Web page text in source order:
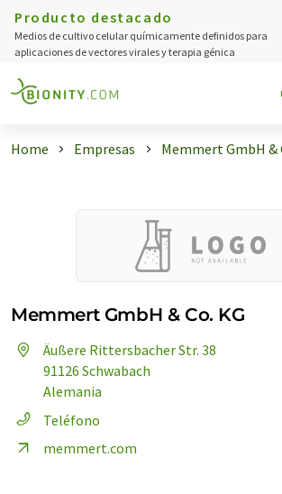
Producto destacado
Medios de cultivo celular químicamente definidos para
aplicaciones de vectores virales y terapia génica
Home Empresas Memmert GmbH &
Memmert GmbH & Co. KG
Äußere Rittersbacher Str. 38
91126 Schwabach
Alemania
Teléfono
memmert.com